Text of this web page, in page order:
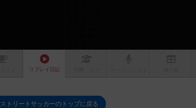
リプレイ 日記
ストリートサッカーのトップに戻る